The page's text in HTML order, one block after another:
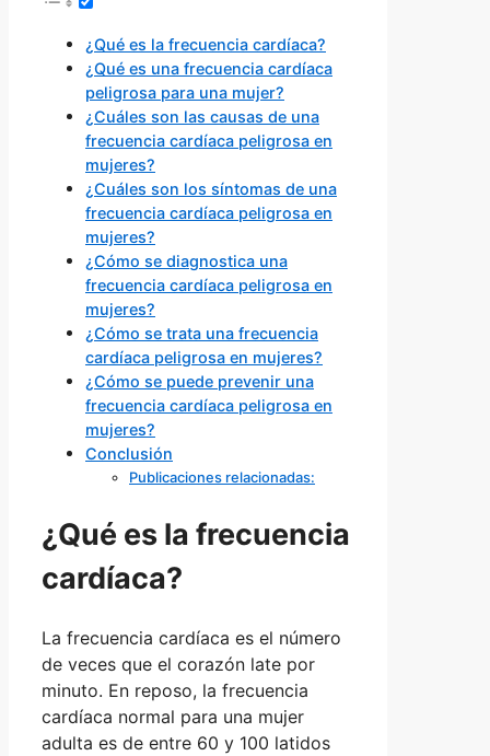
¿Qué es la frecuencia cardíaca?
¿Qué es una frecuencia cardíaca
peligrosa para una mujer?
¿Cuáles son las causas de una
frecuencia cardíaca peligrosa en
mujeres?
¿Cuáles son los síntomas de una
frecuencia cardíaca peligrosa en
mujeres?
¿Cómo se diagnostica una
frecuencia cardíaca peligrosa en
mujeres?
¿Cómo se trata una frecuencia
cardíaca peligrosa en mujeres?
¿Cómo se puede prevenir una
frecuencia cardíaca peligrosa en
mujeres?
Conclusión
Publicaciones relacionadas:
¿Qué es la frecuencia
cardíaca?
La frecuencia cardíaca es el número
de veces que el corazón late por
minuto. En reposo, la frecuencia
cardíaca normal para una mujer
adulta es de entre 60 y 100 latidos